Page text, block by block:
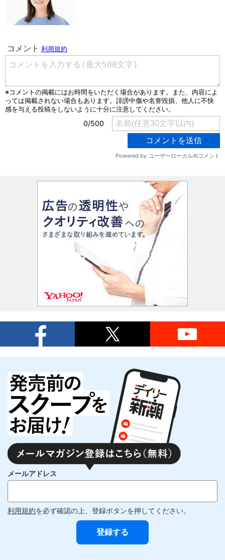
メールアドレス
利用規約を必ず確認の上、登録ボタンを押してください。